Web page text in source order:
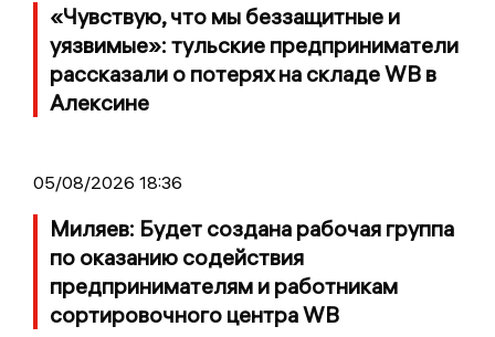
«Чувствую, что мы беззащитные и
уязвимые»: тульские предприниматели
рассказали о потерях на складе WB в
Алексине
05/08/2026 18:36
Миляев: Будет создана рабочая группа
по оказанию содействия
предпринимателям и работникам
сортировочного центра WB